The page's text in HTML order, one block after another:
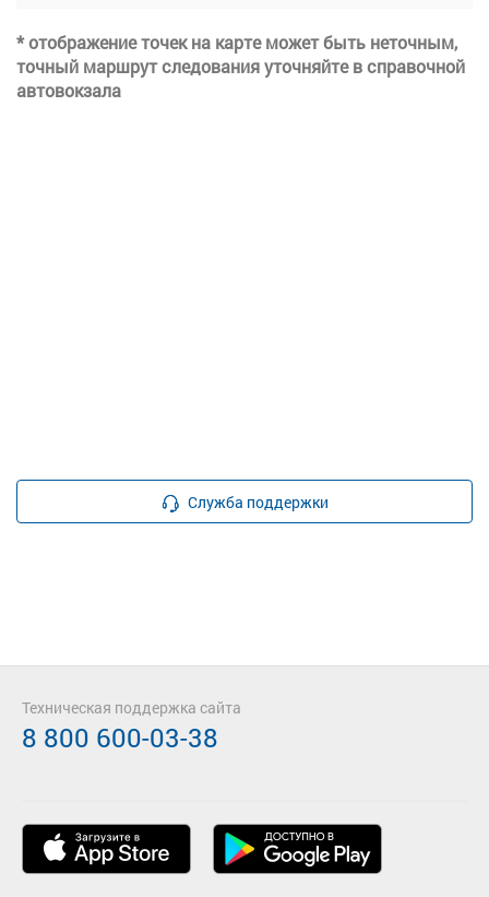
* отображение точек на карте может быть неточным,
точный маршрут следования уточняйте в справочной
автовокзала
Служба поддержки
Техническая поддержка сайта
8 800 600-03-38